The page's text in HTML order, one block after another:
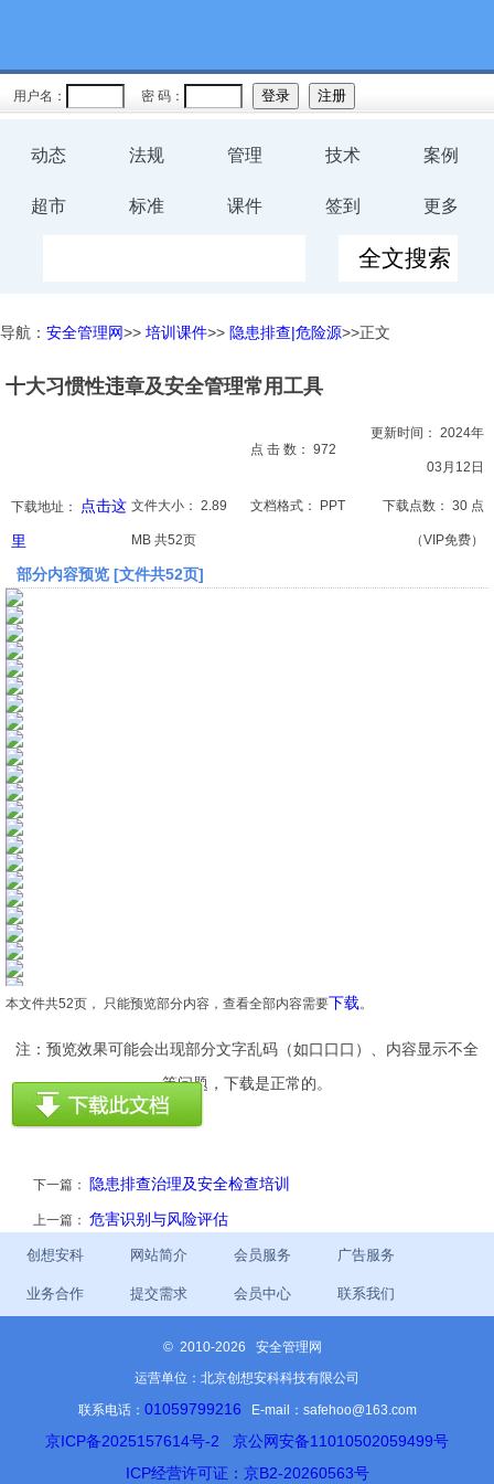
用户名： 密 码：
动态 法规 管理 技术 案例
超市 标准 课件 签到 更多
规程
预案
评价
生
环保
论文
导航： 安全管理网>> 培训课件>> 隐患排查|危险源>>正文
十大习惯性违章及安全管理常用工具
点 击 数： 972
更新时间： 2024年
03月12日
下载地址：
点击这
里
文件大小： 2.89
MB 共52页
文档格式： PPT 下载点数： 30 点
（VIP免费）
部分内容预览 [文件共52页]
本文件共52页， 只能预览部分内容，查看全部内容需要下载。
注：预览效果可能会出现部分文字乱码（如口口口）、内容显示不全
等问题，下载是正常的。
下一篇： 隐患排查治理及安全检查培训
上一篇： 危害识别与风险评估
创想安科 网站简介 会员服务 广告服务
业务合作 提交需求 会员中心 联系我们
© 2010-2026 安全管理网
运营单位：北京创想安科科技有限公司
联系电话： 01059799216 E-mail：safehoo@163.com
京ICP备2025157614号-2
京公网安备11010502059499号
ICP经营许可证：京B2-20260563号